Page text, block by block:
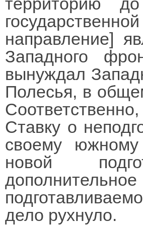
направление]
Западного
вынуждал
Полесья, в
Ставку о
своему
новой
дело рухнуло.